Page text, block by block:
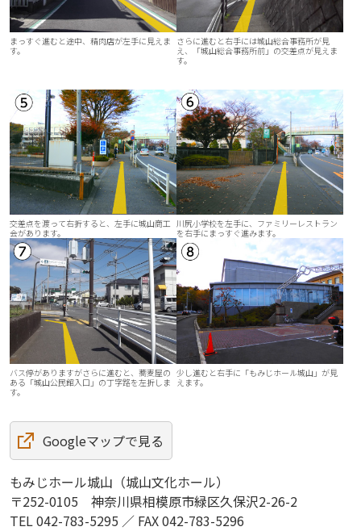
まっすぐ進むと途中、精肉店が左手に見えま
す。
さらに進むと右手には城山総合事務所が見
え、「城山総合事務所前」の交差点が見えま
す。
交差点を渡って右折すると、左手に城山商工
会があります。
川尻小学校を左手に、ファミリーレストラン
を右手にまっすぐ進みます。
バス停がありますがさらに進むと、蕎麦屋の
ある「城山公民館入口」の丁字路を左折しま
す。
少し進むと右手に「もみじホール城山」が見
えます。
Googleマップで見る
もみじホール城山（城山文化ホール）
〒252-0105 神奈川県相模原市緑区久保沢2-26-2
TEL 042-783-5295 ／ FAX 042-783-5296